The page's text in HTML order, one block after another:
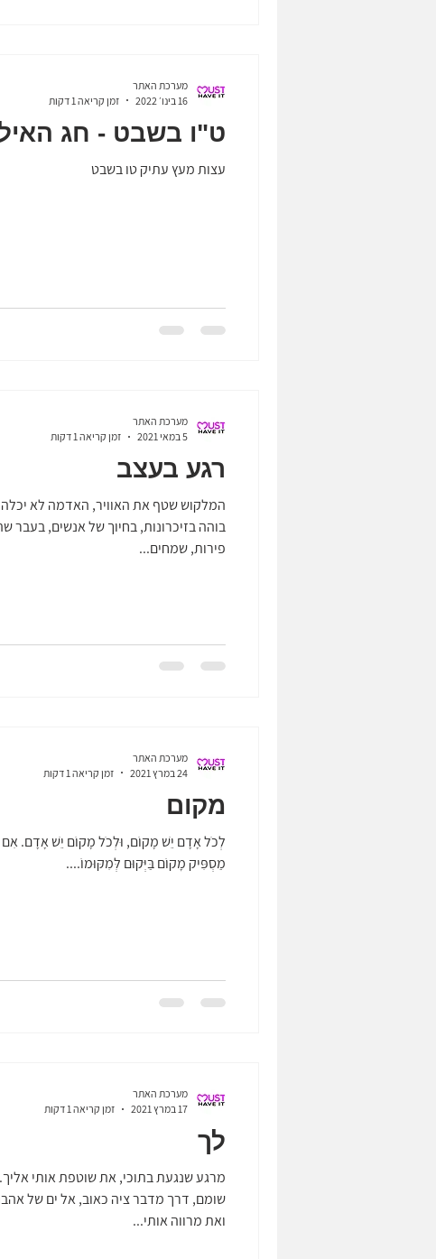
ט"ו בשבט - חג
עצות מעץ עתיק טו בשבט
מערכת האתר
16 בינו׳ 2022
זמן קריאה 1 דקות
רגע בעצב
המלקוש שטף את האוויר, האדמה לא יכלה
בוהה בזיכרונות, בחיוך של אנשים, בעבר
פירות, שמחים...
מערכת האתר
5 במאי 2021
זמן קריאה 1 דקות
מקום
לְכֹל אָדָם יֵשׁ מָקוֹם, וּלְכֹל מָקוֹם יֵשׁ אָדָם. אִם
מַסְפִּיק מָקוֹם בַּיְּקוּם לְּמִקּוּמוֹ....
מערכת האתר
24 במרץ 2021
זמן קריאה 1 דקות
לך
מרגע שנגעת בתוכי, את שוטפת אותי
שומם, דרך מדבר ציה כאוב, אל ים של
ואת מרווה אותי...
מערכת האתר
17 במרץ 2021
זמן קריאה 1 דקות